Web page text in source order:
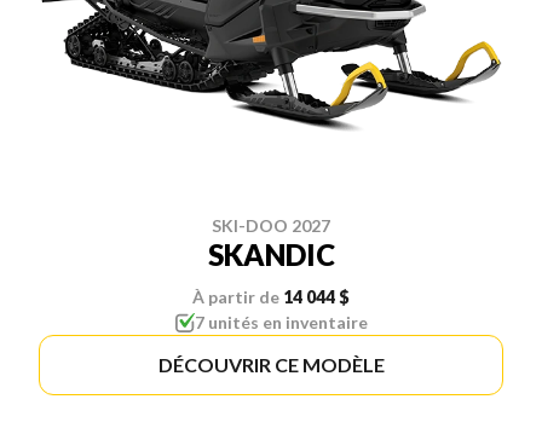
SKI-DOO 2027
SKANDIC
À partir de 14 044 $
7 unités en inventaire
DÉCOUVRIR CE MODÈLE